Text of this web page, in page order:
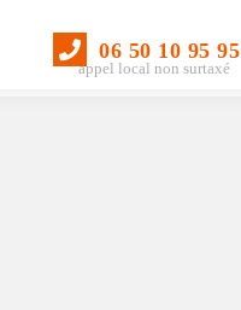
06 50 10 95 95
appel local non surtaxé